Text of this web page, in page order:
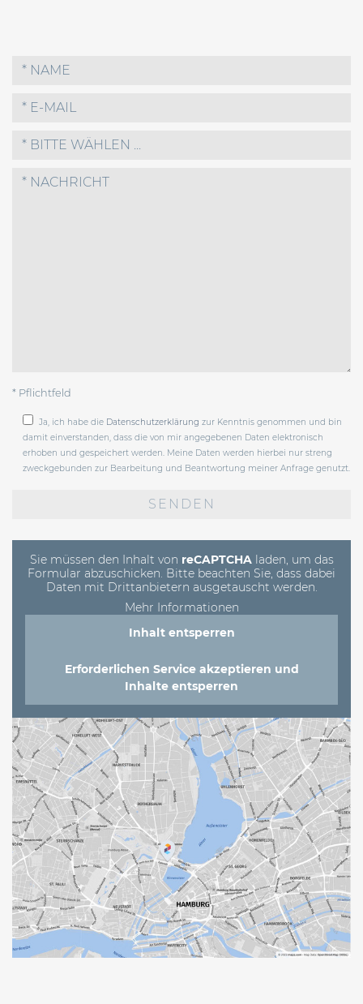
* BITTE WÄHLEN ...
* Pflichtfeld
Ja, ich habe die Datenschutzerklärung zur Kenntnis genommen und bin
damit einverstanden, dass die von mir angegebenen Daten elektronisch
erhoben und gespeichert werden. Meine Daten werden hierbei nur streng
zweckgebunden zur Bearbeitung und Beantwortung meiner Anfrage genutzt.
Sie müssen den Inhalt von reCAPTCHAladen, um das
Formular abzuschicken. Bitte beachten Sie, dass dabei
Daten mit Drittanbietern ausgetauscht werden.
Mehr Informationen
Inhalt entsperren
Erforderlichen Service akzeptieren und
Inhalte entsperren